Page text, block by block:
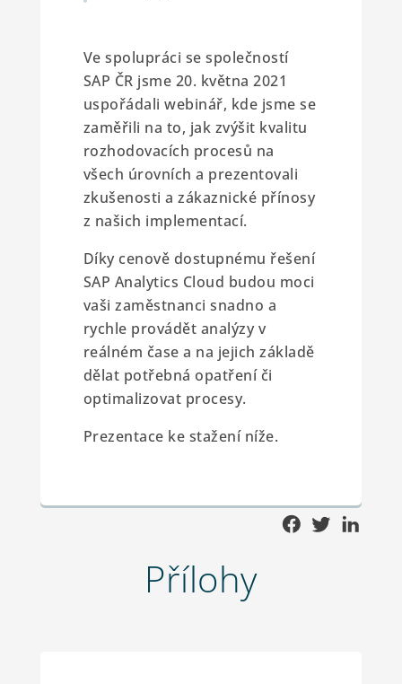
Ve spolupráci se společností
SAP ČR jsme 20. května 2021
uspořádali webinář, kde jsme se
zaměřili na to, jak zvýšit kvalitu
rozhodovacích procesů na
všech úrovních a prezentovali
zkušenosti a zákaznické přínosy
z našich implementací.
Díky cenově dostupnému řešení
SAP Analytics Cloud budou moci
vaši zaměstnanci snadno a
rychle provádět analýzy v
reálném čase a na jejich základě
dělat potřebná opatření či
optimalizovat procesy.
Prezentace ke stažení níže.
Přílohy